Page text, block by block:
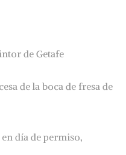
de Getafe
de la boca de fresa de
día de permiso,